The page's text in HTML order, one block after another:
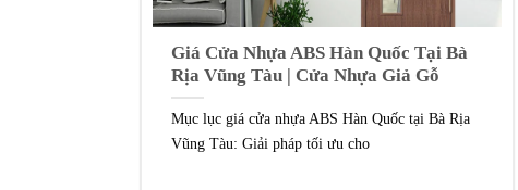
Giá Cửa Nhựa ABS Hàn Quốc Tại Bà
Rịa Vũng Tàu | Cửa Nhựa Giả Gỗ
Mục lục giá cửa nhựa ABS Hàn Quốc tại Bà Rịa
Vũng Tàu: Giải pháp tối ưu cho